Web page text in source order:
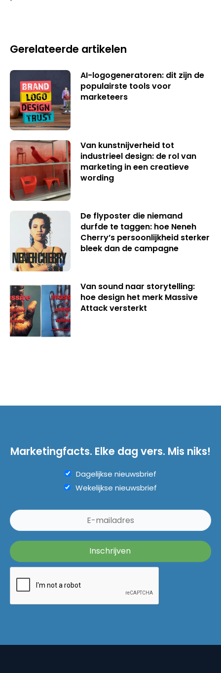
Gerelateerde artikelen
AI-logogeneratoren: dit zijn de
populairste tools voor
marketeers
Van kunstnijverheid tot
industrieel design: de rol van
marketing in een creatieve
wording
De flyposter die niemand
durfde te taggen: hoe Neneh
Cherry’s persoonlijkheid sterker
bleek dan de campagne
Van sound naar storytelling:
hoe design het merk Massive
Attack versterkt
Marketingfacts. Elke dag vers. Mis niks!
Dagelijkse nieuwsbrief
Wekelijkse nieuwsbrief